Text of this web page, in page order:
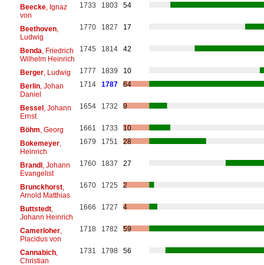
Beecke, Ignaz
von
1733 1803 54
Beethoven,
Ludwig
1770 1827 17
Benda , Friedrich
Wilhelm Heinrich
1745 1814 42
Berger, Ludwig 1777 1839
10
Berlin, Johan
Daniel
1714 1787 64
Bessel, Johann
Ernst
1654 1732 9
Böhm , Georg 1661 1733
10
Bokemeyer,
Heinrich
1679 1751 28
Brandl, Johann
Evangelist
1760 1837 27
Brunckhorst,
Arnold Matthias
1670 1725 2
Buttstedt,
Johann Heinrich
1666 1727 4
Camerloher,
Placidus von
1718 1782 59
Cannabich,
Christian
1731 1798 56